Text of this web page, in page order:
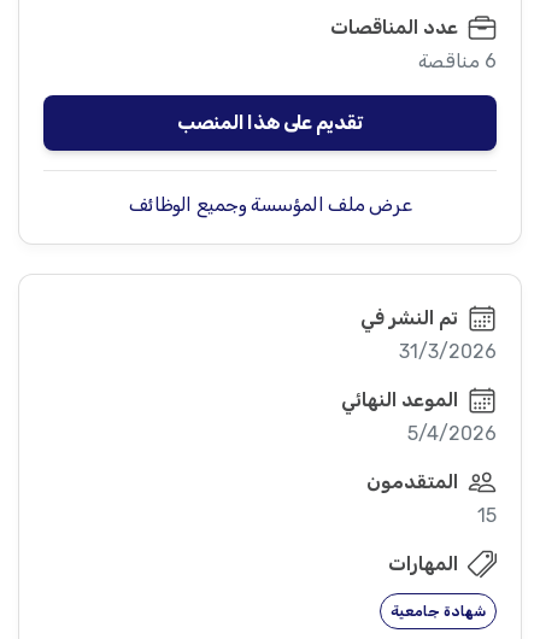
عدد المناقصات
6 مناقصة
تقديم على هذا المنصب
عرض ملف المؤسسة وجميع الوظائف
تم النشر في
31/3/2026
الموعد النهائي
5/4/2026
المتقدمون
15
المهارات
شهادة جامعية